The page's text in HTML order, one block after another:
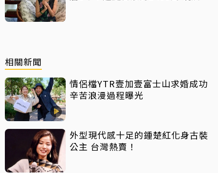
相關新聞
情侶檔YTR壹加壹富士山求婚成功
辛苦浪漫過程曝光
外型現代感十足的鍾楚紅化身古裝
公主 台灣熱賣！